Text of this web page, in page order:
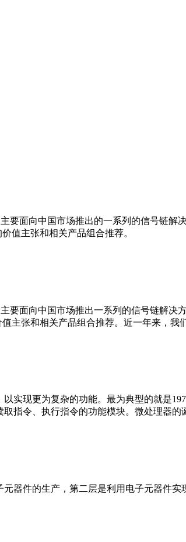
面向中国市场推出的一系列的信号链解
值主张和相关产品组合推荐。
要面向中国市场推出一系列的信号链解
主张和相关产品组合推荐。近一年来，我
实现更为复杂的功能。最为典型的就是
指令、执行指令的功能模块。微处理器的
器件的生产，第二层是利用电子元器件